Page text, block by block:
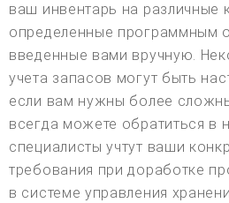
ваш инвентарь на различные
определенные программным
введенные вами вручную.
учета запасов могут быть
если вам нужны более
всегда можете обратиться в
специалисты учтут ваши
требования при доработке
в системе управления